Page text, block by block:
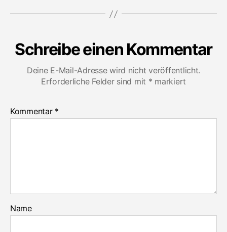
Schreibe einen Kommentar
Deine E-Mail-Adresse wird nicht veröffentlicht.
Erforderliche Felder sind mit * markiert
Kommentar *
Name